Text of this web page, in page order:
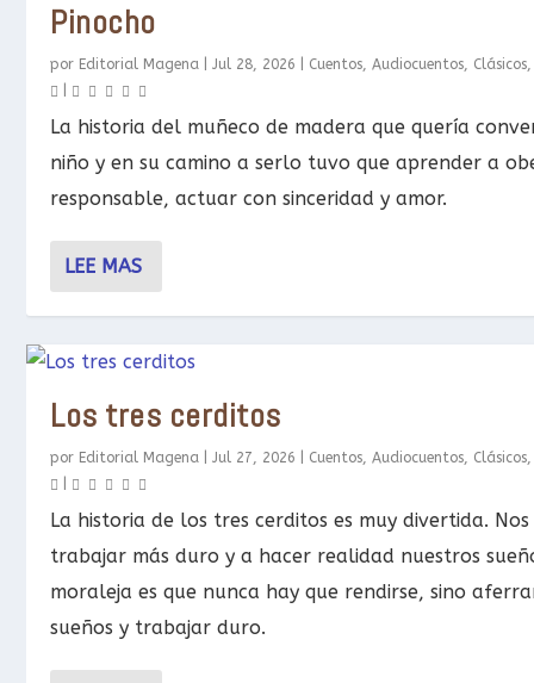
Pinocho
por Editorial Magena |Jul 28, 2026 Cuentos,Audiocuentos, Clásicos
La historia del muñeco de madera que quería
niño y en su camino a serlo tuvo que aprender a
responsable, actuar con sinceridad y amor.
LEE MAS
Los tres cerditos
por Editorial Magena |Jul 27, 2026 Cuentos,Audiocuentos, Clásicos
La historia de los tres cerditos es muy divertida.
trabajar más duro y a hacer realidad nuestros
moraleja es que nunca hay que rendirse, sino
sueños y trabajar duro.